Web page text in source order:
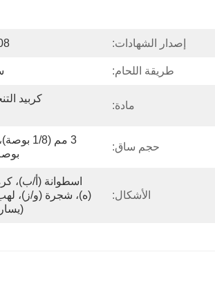
إصدار الشهادات:
طريقة اللحام:
مادة:
حجم ساق:
الأشكال: